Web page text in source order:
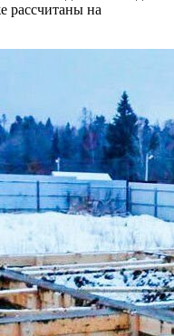
рассчитаны на